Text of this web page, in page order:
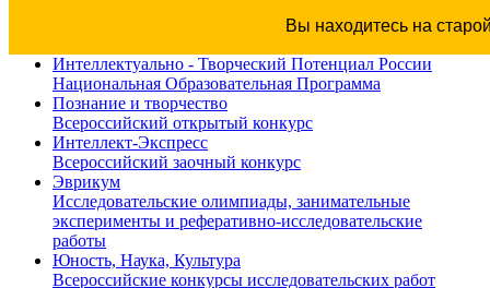
Вы находитесь на
Интеллектуально - Творческий Потенциал России
Национальная Образовательная Программа
Познание и творчество
Всероссийский открытый конкурс
Интеллект-Экспресс
Всероссийский заочный конкурс
Эврикум
Исследовательские олимпиады, занимательные
эксперименты и реферативно-исследовательские
работы
Юность, Наука, Культура
Всероссийские конкурсы исследовательских работ